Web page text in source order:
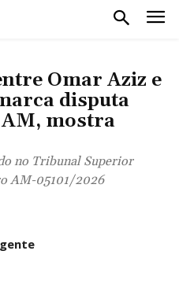
Omar Aziz e
disputa
mostra
no Tribunal Superior
AM-05101/2026